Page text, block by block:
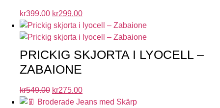
kr399.00 kr299.00
PRICKIG SKJORTA I LYOCELL –
ZABAIONE
kr549.00 kr275.00